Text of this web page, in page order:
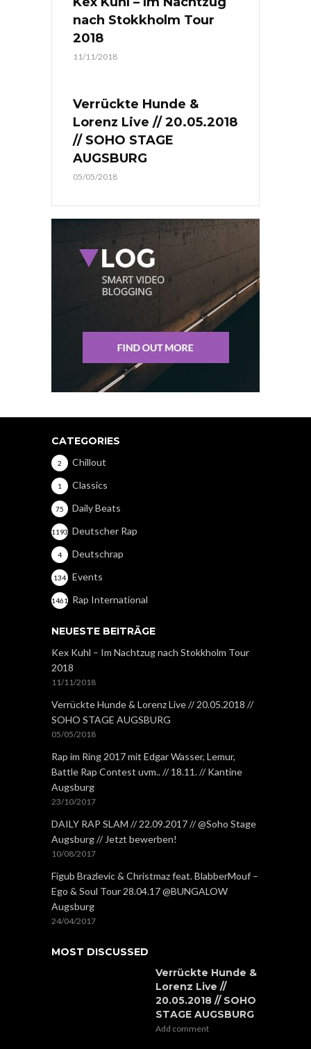
nach Stokkholm Tour
2018
11/11/2018
Verrückte Hunde &
Lorenz Live // 20.05.2018
// SOHO STAGE
AUGSBURG
05/05/2018
CATEGORIES
Chillout
2
Classics
1
Daily Beats
75
Deutscher Rap
1193
Deutschrap
4
Events
134
Rap International
1461
NEUESTE BEITRÄGE
Kex Kuhl – Im Nachtzug nach Stokkholm Tour
2018
11/11/2018
Verrückte Hunde & Lorenz Live // 20.05.2018 //
SOHO STAGE AUGSBURG
05/05/2018
Rap im Ring 2017 mit Edgar Wasser, Lemur,
Battle Rap Contest uvm.. // 18.11. // Kantine
Augsburg
23/10/2017
DAILY RAP SLAM // 22.09.2017 // @Soho Stage
Augsburg // Jetzt bewerben!
10/08/2017
Figub Brazlevic & Christmaz feat. BlabberMouf –
Ego & Soul Tour 28.04.17 @BUNGALOW
Augsburg
24/04/2017
MOST DISCUSSED
Verrückte Hunde &
Lorenz Live //
20.05.2018 // SOHO
STAGE AUGSBURG
Add comment